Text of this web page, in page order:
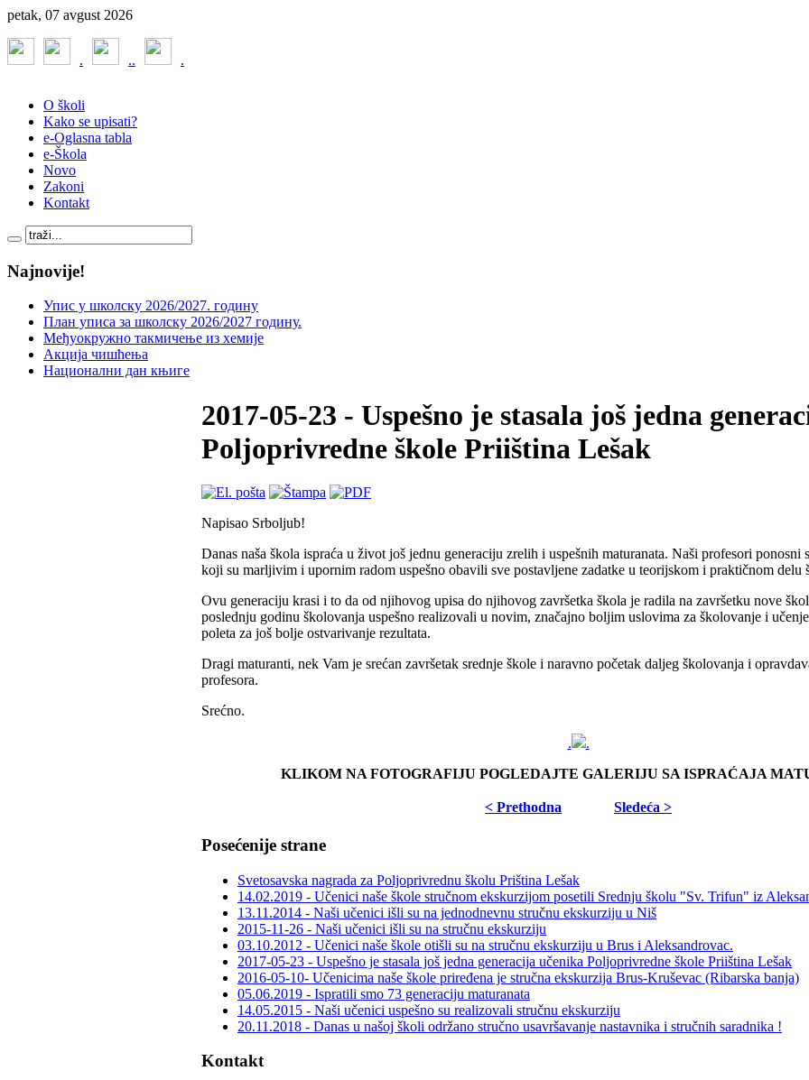
petak, 07 avgust 2026
. .. .
O školi
Kako se upisati?
e-Oglasna tabla
e-Škola
Novo
Zakoni
Kontakt
Najnovije!
Упис у школску 2026/2027. годину
План уписа за школску 2026/2027 годину.
Међуокружно такмичење из хемије
Акција чишћења
Национални дан књиге
2017-05-23 - Uspešno je stasala još jedna
Poljoprivredne škole Priiština Lešak
Napisao Srboljub!
Danas naša škola ispraća u život još jednu generaciju zrelih i uspešnih maturanata. Naši profesori ponosni
koji su marljivim i upornim radom uspešno obavili sve postavljene zadatke u teorijskom i praktičnom delu
Ovu generaciju krasi i to da od njihovog upisa do njihovog završetka škola je radila na završetku nove
poslednju godinu školovanja uspešno realizovali u novim, značajno boljim uslovima za školovanje i
poleta za još bolje ostvarivanje rezultata.
Dragi maturanti, nek Vam je srećan završetak srednje škole i naravno početak daljeg školovanja i
profesora.
Srećno.
.
.
KLIKOM NA FOTOGRAFIJU POGLEDAJTE GALERIJU SA ISPRAĆAJA
< Prethodna Sledeća >
Posećenije strane
Svetosavska nagrada za Poljoprivrednu školu Priština Lešak
14.02.2019 - Učenici naše škole stručnom ekskurzijom posetili Srednju školu "Sv. Trifun" iz
13.11.2014 - Naši učenici išli su na jednodnevnu stručnu ekskurziju u Niš
2015-11-26 - Naši učenici išli su na stručnu ekskurziju
03.10.2012 - Učenici naše škole otišli su na stručnu ekskurziju u Brus i Aleksandrovac.
2017-05-23 - Uspešno je stasala još jedna generacija učenika Poljoprivredne škole Priiština Lešak
2016-05-10- Učenicima naše škole priređena je stručna ekskurzija Brus-Kruševac (Ribarska banja)
05.06.2019 - Ispratili smo 73 generaciju maturanata
14.05.2015 - Naši učenici uspešno su realizovali stručnu ekskurziju
20.11.2018 - Danas u našoj školi održano stručno usavršavanje nastavnika i stručnih saradnika !
Kontakt